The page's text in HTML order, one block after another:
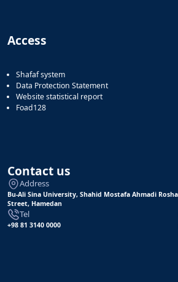
Access
Shafaf system
Data Protection Statement
Website statistical report
Foad128
Contact us
Address
Bu-Ali Sina University, Shahid Mostafa Ahmadi
Street, Hamedan
Tel
+98 81 3140 0000